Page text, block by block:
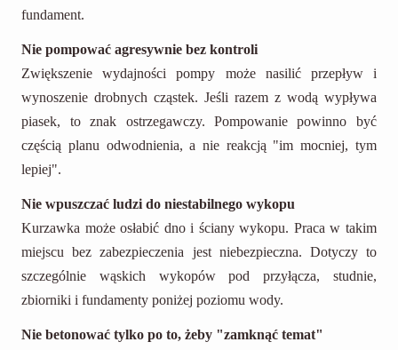
fundament.
Nie pompować agresywnie bez kontroli
Zwiększenie wydajności pompy może nasilić przepływ i
wynoszenie drobnych cząstek. Jeśli razem z wodą wypływa
piasek, to znak ostrzegawczy. Pompowanie powinno być
częścią planu odwodnienia, a nie reakcją "im mocniej, tym
lepiej".
Nie wpuszczać ludzi do niestabilnego wykopu
Kurzawka może osłabić dno i ściany wykopu. Praca w takim
miejscu bez zabezpieczenia jest niebezpieczna. Dotyczy to
szczególnie wąskich wykopów pod przyłącza, studnie,
zbiorniki i fundamenty poniżej poziomu wody.
Nie betonować tylko po to, żeby "zamknąć temat"